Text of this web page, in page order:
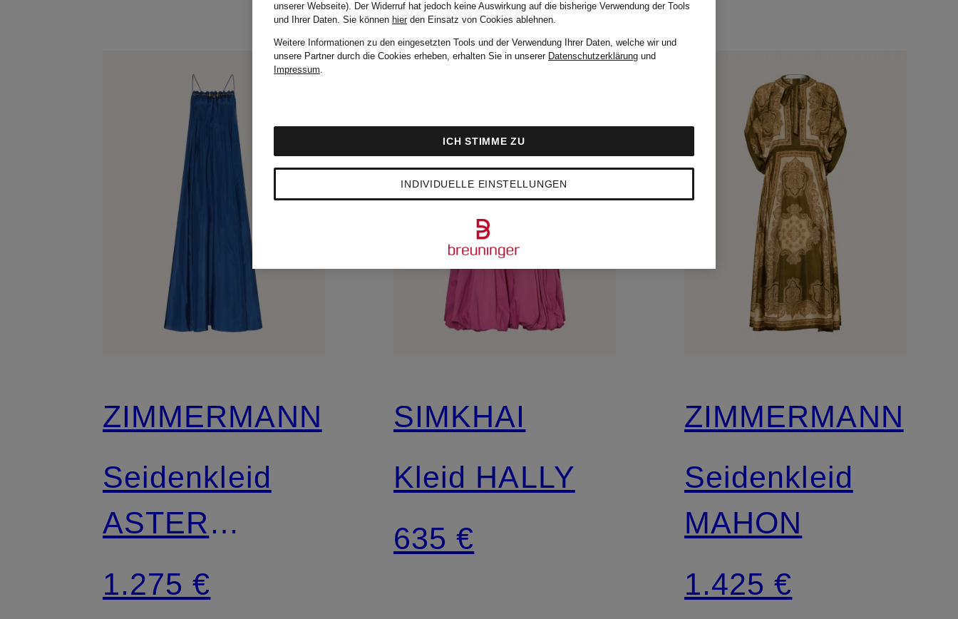
ZIMMERMANN
Seidenkleid
ASTER
GATHERED
1.275 €
SIMKHAI
Kleid HALLY
635 €
ZIMMERMANN
Seidenkleid
MAHON
1.425 €
unserer Webseite). Der Widerruf hat jedoch keine Auswirkung auf die bisherige Verwendung der Tools
und Ihrer Daten. Sie können hierden Einsatz von Cookies ablehnen.
Weitere Informationen zu den eingesetzten Tools und der Verwendung Ihrer Daten, welche wir und
unsere Partner durch die Cookies erheben, erhalten Sie in unserer Datenschutzerklärung und
Impressum.
INDIVIDUELLE EINSTELLUNGEN
ICH STIMME ZU